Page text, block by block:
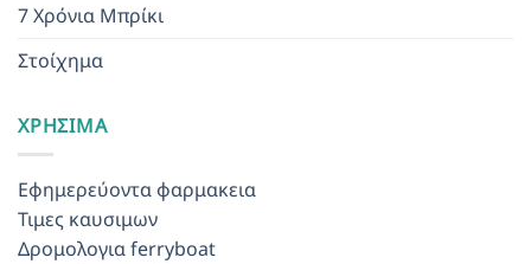
7 Χρόνια Μπρίκι
Στοίχημα
ΧΡΉΣΙΜΑ
Εφημερεύοντα φαρμακεια
Τιμες καυσιμων
Δρομολογια ferryboat